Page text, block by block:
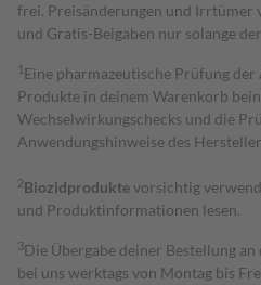
frei. Preisänderungen und Irrtümer
und Gratis-Beigaben nur solange
1 Eine pharmazeutische Prüfung
Produkte in deinem Warenkorb
Wechselwirkungschecks und die
Anwendungshinweise des
2Biozidproduktevorsichtig
und Produktinformationen lesen.
3Die Übergabe deiner Bestellung
bei uns werktags von Montag bis